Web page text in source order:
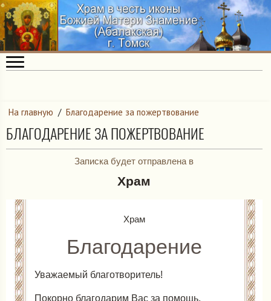
На главную / Благодарение за пожертвование
БЛАГОДАРЕНИЕ ЗА ПОЖЕРТВОВАНИЕ